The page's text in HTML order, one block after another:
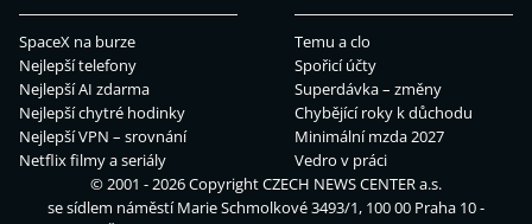
SpaceX na burze
Nejlepší telefony
Nejlepší AI zdarma
Nejlepší chytré hodinky
Nejlepší VPN – srovnání
Netflix filmy a seriály
Temu a clo
Spořicí účty
Superdávka – změny
Chybějící roky k důchodu
Minimální mzda 2027
Vedro v práci
© 2001 - 2026 CopyrightCZECH NEWS CENTER a.s.
se sídlem náměstí Marie Schmolkové 3493/1, 100 00 Praha 10 -